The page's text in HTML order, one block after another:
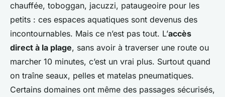
chauffée, toboggan, jacuzzi, pataugeoire pour les
petits : ces espaces aquatiques sont devenus des
incontournables. Mais ce n’est pas tout. L’accès
direct à la plage, sans avoir à traverser une route ou
marcher 10 minutes, c’est un vrai plus. Surtout quand
on traîne seaux, pelles et matelas pneumatiques.
Certains domaines ont même des passages sécurisés,